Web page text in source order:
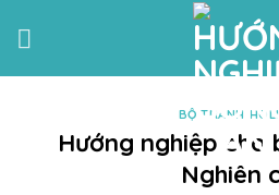
BỘ TRANH
Hướng nghiệp cho
Nghiên